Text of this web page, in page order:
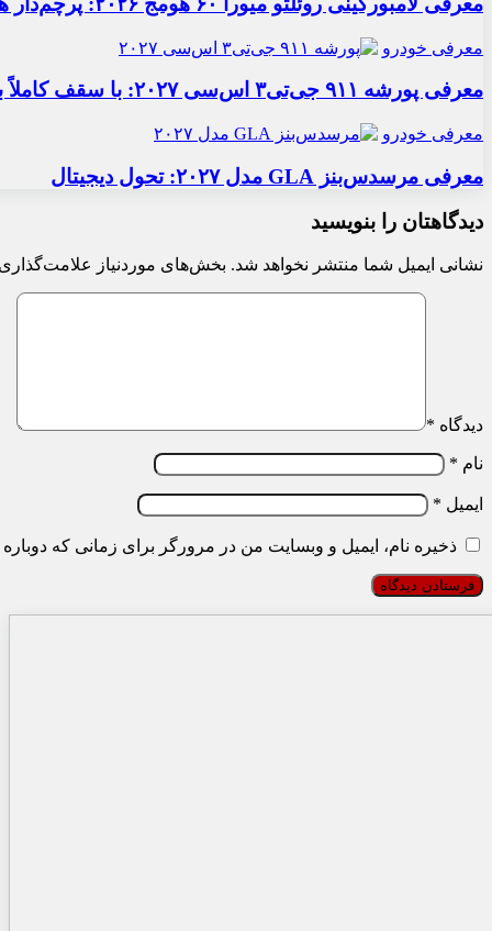
معرفی خودرو
معرفی پورشه ۹۱۱ جی‌تی۳ اس‌سی ۲۰۲۷: با سقف کاملاً برقی
معرفی خودرو
معرفی مرسدس‌بنز GLA مدل ۲۰۲۷: تحول دیجیتال
دیدگاهتان را بنویسید
نشانی ایمیل شما منتشر نخواهد شد. بخش‌های موردنیاز
دیدگاه *
نام *
ایمیل *
ذخیره نام، ایمیل و وبسایت من در مرورگر برای زمانی که